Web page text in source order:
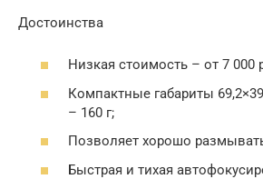
Достоинства
Низкая стоимость – от 7 000
Компактные габариты
– 160 г;
Позволяет хорошо
Быстрая и тихая